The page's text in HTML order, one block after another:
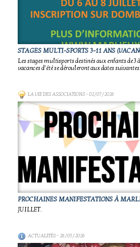
STAGES MULTI-SPORTS 3-11 ANS
Les stages multisports destinés aux enfants de 3
vacances d’été se dérouleront aux dates suivantes.
LA VIE DES ASSOCIATIONS- 02/07/2026
PROCHAINES MANIFESTATIONS À
JUILLET.
ACTUALITÉS- 26/05/2026